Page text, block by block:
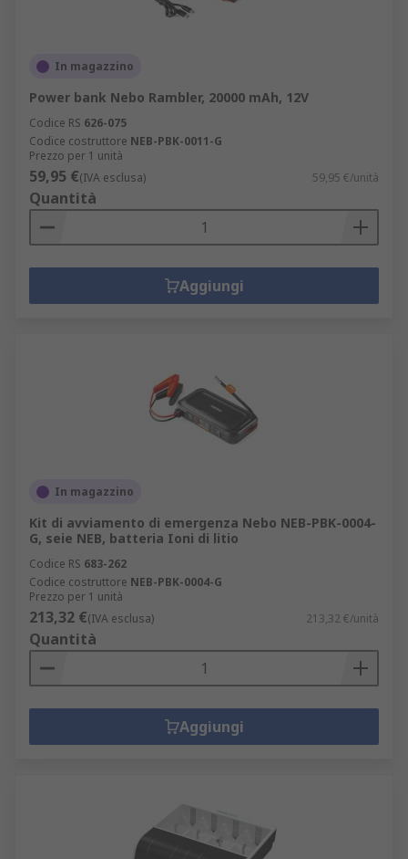
In magazzino
Power bank Nebo Rambler, 20000 mAh, 12V
Codice RS 626-075
Codice costruttore NEB-PBK-0011-G
Prezzo per 1 unità
59,95 €(IVA esclusa) 59,95 €/unità
Quantità
Aggiungi
In magazzino
Kit di avviamento di emergenza Nebo NEB-PBK-0004-
G, seie NEB, batteria Ioni di litio
Codice RS 683-262
Codice costruttore NEB-PBK-0004-G
Prezzo per 1 unità
213,32 €(IVA esclusa) 213,32 €/unità
Quantità
Aggiungi